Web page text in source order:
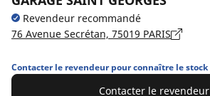
Revendeur recommandé
76 Avenue Secrétan, 75019 PARIS
Contacter le revendeur pour connaître le stock
Contacter le revendeur